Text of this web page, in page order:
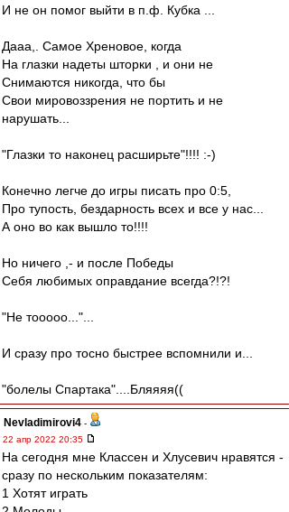
И не он помог выйти в п.ф. Кубка ...
Дааа,. Самое Хреновое, когда
На глазки надеты шторки , и они не
Снимаются никогда, что бы
Свои мировоззрения не портить и не
нарушать...
"Глазки то наконец расширьте"!!!! :-)
Конечно легче до игры писать про 0:5,
Про тупость, бездарность всех и все у нас...
А оно во как вышло то!!!!
Но ничего ,- и после Победы
Себя любимых оправдание всегда?!?!
"Не тооооо..."...
И сразу про тосно быстрее вспомнили и...
"болелы Спартака"....Бляяяя((
Nevladimirovi4 -
22 апр 2022 20:35
На сегодня мне Классен и Хлусевич нравятся -
сразу по нескольким показателям:
1 Хотят играть